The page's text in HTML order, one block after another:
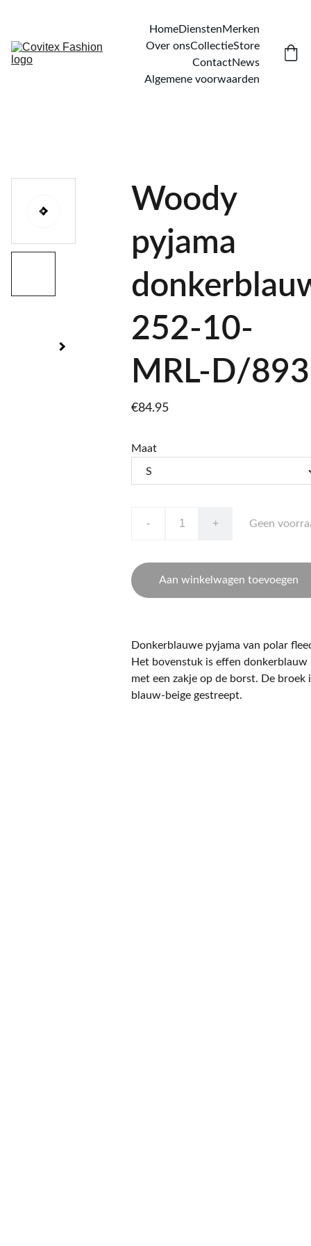
HomeDienstenMerken
Over onsCollectieStore
ContactNews
Algemene voorwaarden
Woody
pyjama
252-10-
MRL-D/893
€84.95
Maat
- + Geen
Aan winkelwagen toevoegen
Donkerblauwe pyjama van polar
Het bovenstuk is effen donkerblauw
met een zakje op de borst. De broek
blauw-beige gestreept.